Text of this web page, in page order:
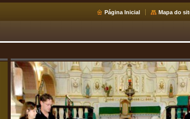
Página Inicial Mapa do